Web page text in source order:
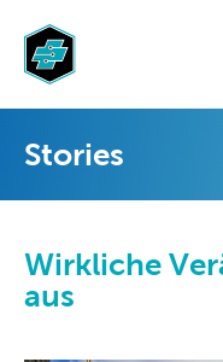
Stories
Wirkliche
aus